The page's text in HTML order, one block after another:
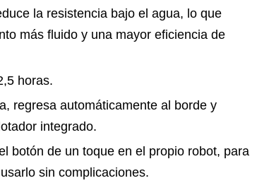
la resistencia bajo el agua, lo que
más fluido y una mayor eficiencia de
horas.
regresa automáticamente al borde y
integrado.
botón de un toque en el propio robot, para
sin complicaciones.